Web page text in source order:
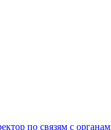
по связям с